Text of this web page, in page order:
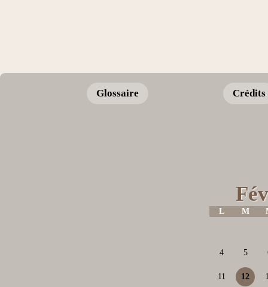
Glossaire Crédits
L M
4 5
11 12